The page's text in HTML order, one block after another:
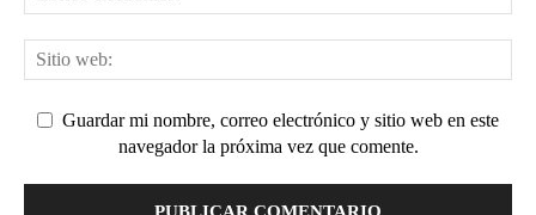
Guardar mi nombre, correo electrónico y sitio web en este
navegador la próxima vez que comente.